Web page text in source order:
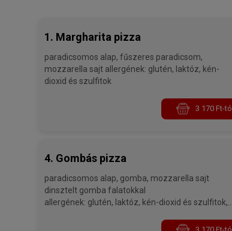
1. Margharita pizza
paradicsomos alap, fűszeres paradicsom,
mozzarella sajt allergének: glutén, laktóz, kén-
dioxid és szulfitok
3 170 Ft-tól
4. Gombás pizza
paradicsomos alap, gomba, mozzarella sajt
dinsztelt gomba falatokkal
allergének: glutén, laktóz, kén-dioxid és szulfitok,